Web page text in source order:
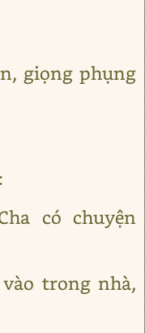
giọng phụng
có chuyện
trong nhà,